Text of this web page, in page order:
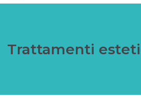
Trattamenti